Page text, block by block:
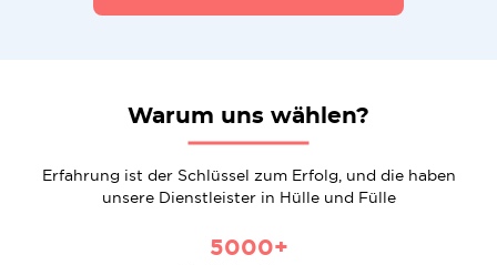
Warum uns wählen?
Erfahrung ist der Schlüssel zum Erfolg, und die haben
unsere Dienstleister in Hülle und Fülle
5000+